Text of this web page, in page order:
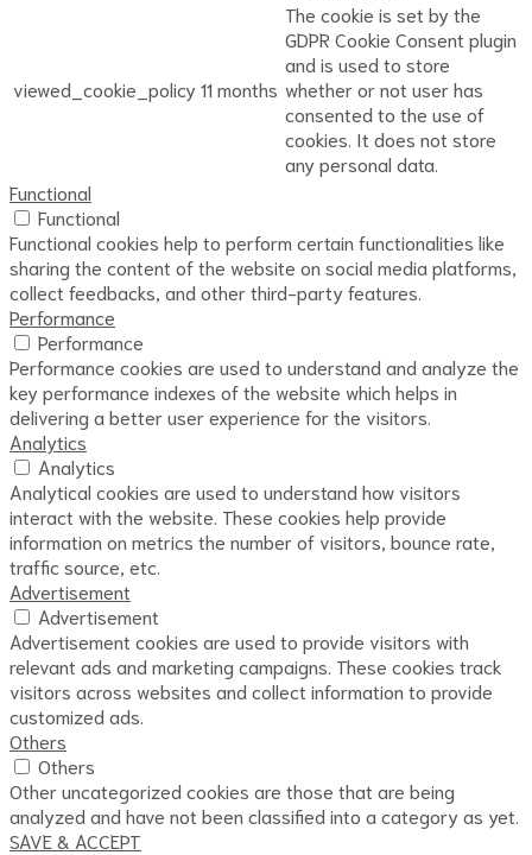
viewed_cookie_policy11 months
The cookie is set by the
GDPR Cookie Consent plugin
and is used to store
whether or not user has
consented to the use of
cookies. It does not store
any personal data.
Functional
Functional
Functional cookies help to perform certain functionalities like
sharing the content of the website on social media platforms,
collect feedbacks, and other third-party features.
Performance
Performance
Performance cookies are used to understand and analyze the
key performance indexes of the website which helps in
delivering a better user experience for the visitors.
Analytics
Analytics
Analytical cookies are used to understand how visitors
interact with the website. These cookies help provide
information on metrics the number of visitors, bounce rate,
traffic source, etc.
Advertisement
Advertisement
Advertisement cookies are used to provide visitors with
relevant ads and marketing campaigns. These cookies track
visitors across websites and collect information to provide
customized ads.
Others
Others
Other uncategorized cookies are those that are being
analyzed and have not been classified into a category as yet.
SAVE & ACCEPT